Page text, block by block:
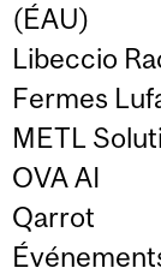
(ÉAU)
Libeccio
Fermes
METL
OVA AI
Qarrot